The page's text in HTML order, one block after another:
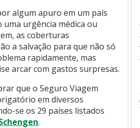
algum apuro em um país
urgência médica ou
as coberturas
a salvação para que não só
rapidamente, mas
arcar com gastos surpresas.
que o Seguro Viagem
em diversos
se os 29 países listados
.